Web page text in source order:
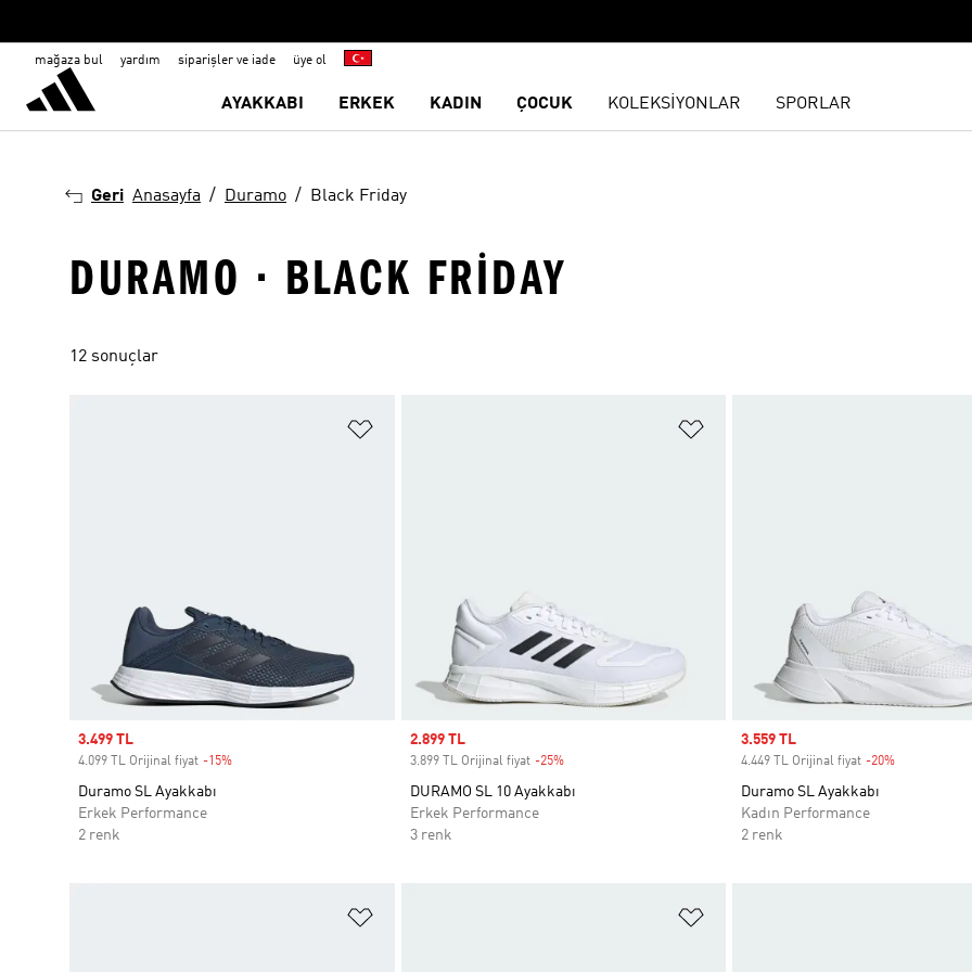
mağaza bul yardım siparişler ve iade üye ol
AYAKKABI ERKEK KADIN ÇOCUK KOLEKSİYONLAR SPORLAR
Geri Anasayfa Duramo Black Friday
DURAMO · BLACK FRIDAY
12 sonuçlar
Sale price
3.499 TL
4.099 TL Orijinal fiyat -15%
Duramo SL Ayakkabı
Erkek Performance
2 renk
Sale price
2.899 TL
3.899 TL Orijinal fiyat -25%Discount
DURAMO SL 10 Ayakkabı
Erkek Performance
3 renk
Sale price
3.559 TL
4.449 TL Orijinal fiyat -20%
Duramo SL Ayakkabı
Kadın Performance
2 renk